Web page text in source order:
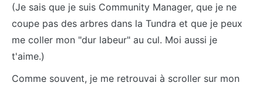
(Je sais que je suis Community Manager, que je ne
coupe pas des arbres dans la Tundra et que je peux
me coller mon "dur labeur" au cul. Moi aussi je
t'aime.)
Comme souvent, je me retrouvai à scroller sur mon